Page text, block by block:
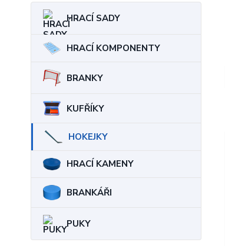
HRACÍ SADY
HRACÍ KOMPONENTY
BRANKY
KUFŘÍKY
HOKEJKY
HRACÍ KAMENY
BRANKÁŘI
PUKY